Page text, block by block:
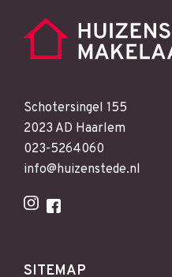
Schotersingel 155
2023 AD Haarlem
023-5264060
info@huizenstede.nl
SITEMAP